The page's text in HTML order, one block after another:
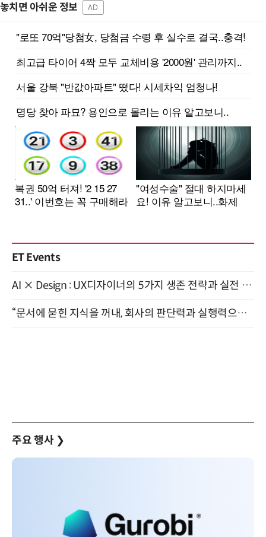
놓치면 아쉬운 정보 AD
ET Events
AI × Design : UX디자이너의 5가지 생존 전략과 실전 대응 8월 28일 개최
“문서에 묻힌 지식을 꺼내, 회사의 판단력과 실행력으로 바꾸다” (8/20)
주요 행사 ❯